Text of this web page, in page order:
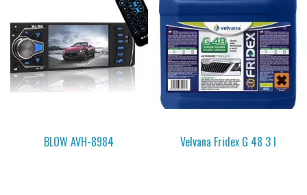
BLOW AVH-8984 Velvana Fridex G 48 3 l